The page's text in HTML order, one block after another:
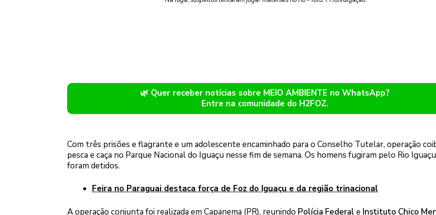
🌿 Quer receber notícias sobre MEIO AMBIENTE no WhatsApp?
Entre na comunidade do H2FOZ.
Com três prisões e flagrante e um adolescente encaminhado para o Conselho Tutelar, operação
pesca e caça no Parque Nacional do Iguaçu nesse fim de semana. Os homens fugiram pelo Rio
foram detidos.
Feira no Paraguai destaca força de Foz do Iguaçu e da região trinacional
A operação conjunta foi realizada em Capanema (PR), reunindo Polícia Federal e Instituto Chico